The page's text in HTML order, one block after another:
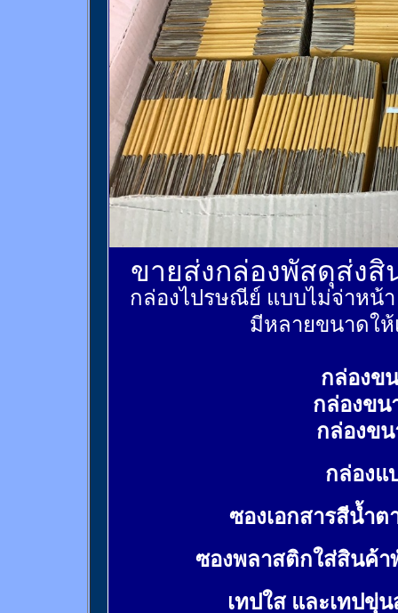
ขายส่งกล่องพัสดุส่ง
กล่องไปรษณีย์ แบบไม่จ่าหน้
มีหลายขนาดให้
กล่องข
กล่องขน
กล่องข
กล่องแ
ซองเอกสารสีน้ำต
ซองพลาสติกใส่สินค้า
เทปใส และเทปขุ่